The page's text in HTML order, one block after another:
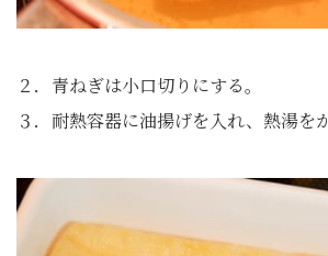
２．青ねぎは小口切りにする。
３．耐熱容器に油揚げを入れ、熱湯を